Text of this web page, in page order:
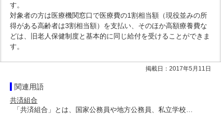
す。
対象者の方は医療機関窓口で医療費の1割相当額（現役並みの所
得がある高齢者は3割相当額）を支払い、そのほか高額療養費な
どは、旧老人保健制度と基本的に同じ給付を受けることができま
す。
掲載日：2017年5月11日
関連用語
共済組合
「共済組合」とは、国家公務員や地方公務員、私立学校…